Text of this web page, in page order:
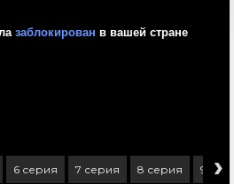
6 серия 7 серия 8 серия 9 ›